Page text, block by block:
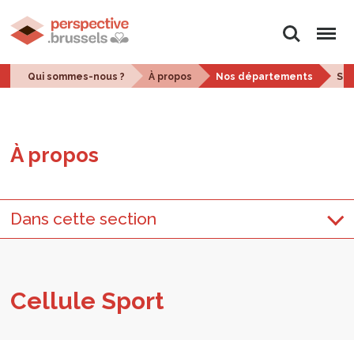
Rechercher
Menu
Qui sommes-nous ? À propos Nos départements
À pro­pos
Dans cette section
Cel­lule Sport